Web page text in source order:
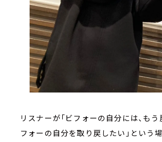
リスナーが「ビフォーの自分には、もう
フォーの自分を取り戻したい」という